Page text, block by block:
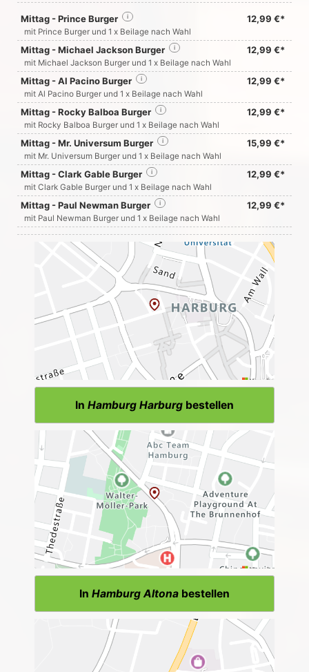
Mittag - Prince Burger 12,99 €*
i
mit Prince Burger und 1 x Beilage nach Wahl
Mittag - Michael Jackson Burger 12,99 €*
i
mit Michael Jackson Burger und 1 x Beilage nach Wahl
Mittag - Al Pacino Burger 12,99 €*
i
mit Al Pacino Burger und 1 x Beilage nach Wahl
Mittag - Rocky Balboa Burger 12,99 €*
i
mit Rocky Balboa Burger und 1 x Beilage nach Wahl
Mittag - Mr. Universum Burger 15,99 €*
i
mit Mr. Universum Burger und 1 x Beilage nach Wahl
Mittag - Clark Gable Burger 12,99 €*
i
mit Clark Gable Burger und 1 x Beilage nach Wahl
Mittag - Paul Newman Burger 12,99 €*
i
mit Paul Newman Burger und 1 x Beilage nach Wahl
In Hamburg Harburg bestellen
In Hamburg Altona bestellen